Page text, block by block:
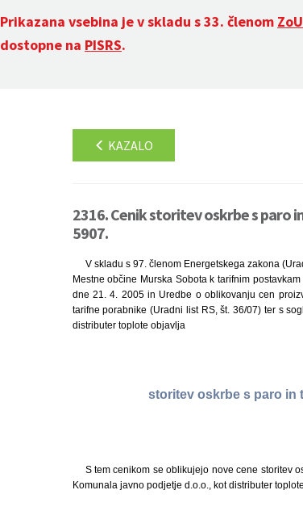
Prikazana vsebina je v skladu s 33. členom
dostopne na PISRS.
KAZALO
2316. Cenik storitev oskrbe s paro
5907.
V skladu s 97. členom Energetskega zakona
Mestne občine Murska Sobota k tarifnim
dne 21. 4. 2005 in Uredbe o oblikovanju cen
tarifne porabnike (Uradni list RS, št. 36/07) ter s
distributer toplote objavlja
storitev oskrbe s paro in
S tem cenikom se oblikujejo nove cene storitev
Komunala javno podjetje d.o.o., kot distributer